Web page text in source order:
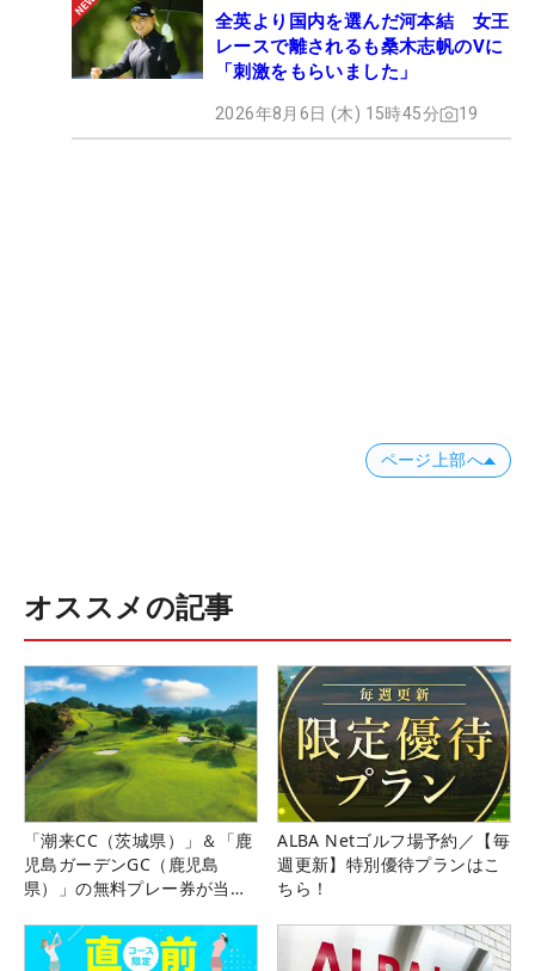
全英より国内を選んだ河本結 女王
レースで離されるも桑木志帆のVに
「刺激をもらいました」
2026年8月6日 (木) 15時45分 19
ページ上部へ
オススメの記事
「潮来CC（茨城県）」＆「鹿
児島ガーデンGC（鹿児島
県）」の無料プレー券が当た
ALBA Netゴルフ場予約／【毎
週更新】特別優待プランはこ
ちら！